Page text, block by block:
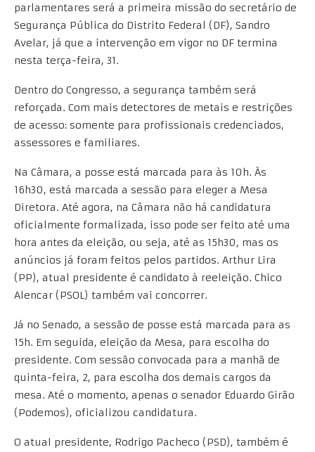
parlamentares será a primeira missão do secretário de
Segurança Pública do Distrito Federal (DF), Sandro
Avelar, já que a intervenção em vigor no DF termina
nesta terça-feira, 31.
Dentro do Congresso, a segurança também será
reforçada. Com mais detectores de metais e restrições
de acesso: somente para profissionais credenciados,
assessores e familiares.
Na Câmara, a posse está marcada para às 10h. Às
16h30, está marcada a sessão para eleger a Mesa
Diretora. Até agora, na Câmara não há candidatura
oficialmente formalizada, isso pode ser feito até uma
hora antes da eleição, ou seja, até as 15h30, mas os
anúncios já foram feitos pelos partidos. Arthur Lira
(PP), atual presidente é candidato à reeleição. Chico
Alencar (PSOL) também vai concorrer.
Já no Senado, a sessão de posse está marcada para as
15h. Em seguida, eleição da Mesa, para escolha do
presidente. Com sessão convocada para a manhã de
quinta-feira, 2, para escolha dos demais cargos da
mesa. Até o momento, apenas o senador Eduardo Girão
(Podemos), oficializou candidatura.
O atual presidente, Rodrigo Pacheco (PSD), também é